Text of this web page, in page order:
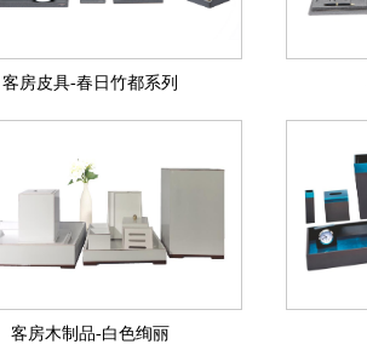
客房皮具-春日竹都系列
客房木制品-白色绚丽